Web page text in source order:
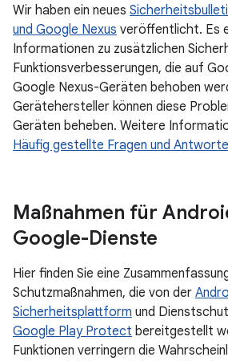
Wir haben ein neues
und Google Nexus veröffentlicht. Es
Informationen zu zusätzlichen
Funktionsverbesserungen, die auf
Google Nexus-Geräten behoben
Gerätehersteller können diese
Geräten beheben. Weitere
Häufig gestellte Fragen und
Maßnahmen für
Google-Dienste
Hier finden Sie eine
Schutzmaßnahmen, die von der
Sicherheitsplattform und
Google Play Protect bereitgestellt
Funktionen verringern die